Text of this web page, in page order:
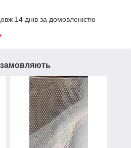
14 днів за домовленістю